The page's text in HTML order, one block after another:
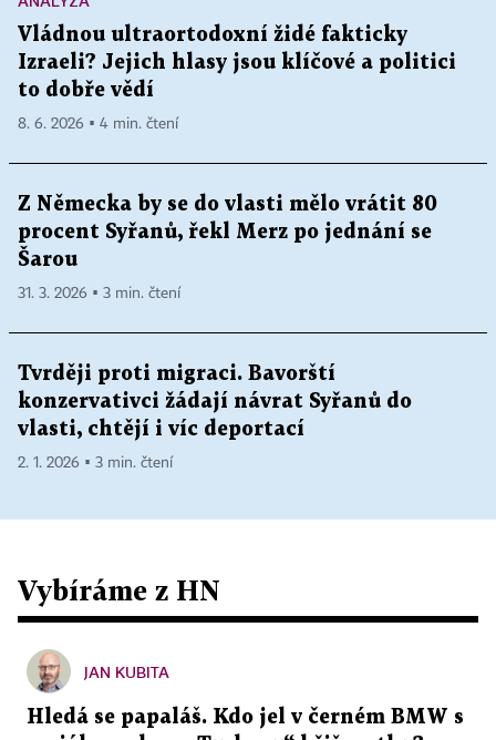
Vládnou ultraortodoxní židé fakticky
Izraeli? Jejich hlasy jsou klíčové a politici
to dobře vědí
8. 6. 2026 ▪ 4 min. čtení
Z Německa by se do vlasti mělo vrátit 80
procent Syřanů, řekl Merz po jednání se
Šarou
31. 3. 2026 ▪ 3 min. čtení
Tvrději proti migraci. Bavorští
konzervativci žádají návrat Syřanů do
vlasti, chtějí i víc deportací
2. 1. 2026 ▪ 3 min. čtení
Vybíráme z HN
JAN KUBITA
Hledá se papaláš. Kdo jel v černém BMW s